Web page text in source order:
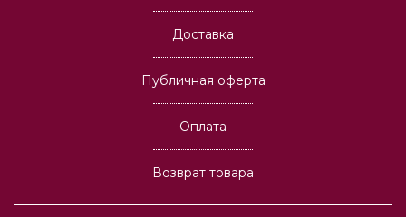
Доставка
Публичная оферта
Оплата
Возврат товара